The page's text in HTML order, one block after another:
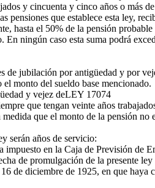
y cincuenta y cinco años o más
pensiones que establece esta ley,
hasta el 50% de la pensión
En ningún caso esta suma podrá
jubilación por antigüedad y por
monto del sueldo base mencionado.
y vejez deLEY 17074
que tengan veinte años
que el monto de la pensión no
serán años de servicio:
en la Caja de Previsión de
de promulgación de la presente
de diciembre de 1925, en que haya